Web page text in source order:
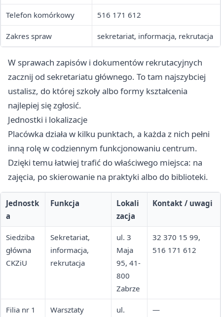
Telefon komórkowy 516 171 612
Zakres spraw sekretariat, informacja, rekrutacja
W sprawach zapisów i dokumentów rekrutacyjnych
zacznij od sekretariatu głównego. To tam najszybciej
ustalisz, do której szkoły albo formy kształcenia
najlepiej się zgłosić.
Jednostki i lokalizacje
Placówka działa w kilku punktach, a każda z nich pełni
inną rolę w codziennym funkcjonowaniu centrum.
Dzięki temu łatwiej trafić do właściwego miejsca: na
zajęcia, po skierowanie na praktyki albo do biblioteki.
Jednostk
a
Funkcja
Lokali
zacja
Kontakt / uwagi
Siedziba
główna
CKZiU
Sekretariat,
informacja,
rekrutacja
ul. 3
Maja
95, 41-
800
Zabrze
32 370 15 99,
516 171 612
Filia nr 1
Warsztaty
ul.
—